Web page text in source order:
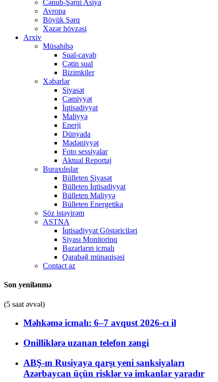
Cənub-Şərqi Asiya
Avropa
Böyük Şərq
Xəzər hövzəsi
Arxiv
Müsahibə
Sual-cavab
Çətin sual
Bizimkiler
Xəbərlər
Siyasət
Cəmiyyət
İqtisadiyyat
Maliyyə
Enerji
Dünyada
Mədəniyyət
Foto sessiyalar
Aktual Reportaj
Buraxılışlar
Bülleten Siyasət
Bülleten İqtisadiyyat
Bülleten Maliyyə
Bülleten Energetika
Söz istəyirəm
ASTNA
İqtisadiyyat Göstəriciləri
Siyası Monitorinq
Bazarların icmalı
Qarabağ münaqişəsi
Contact az
Son yenilənmə
(5 saat əvvəl)
Məhkəmə icmalı: 6–7 avqust 2026-cı il
Onilliklərə uzanan telefon zəngi
ABŞ-ın Rusiyaya qarşı yeni sanksiyaları
Azərbaycan üçün risklər və imkanlar yaradır